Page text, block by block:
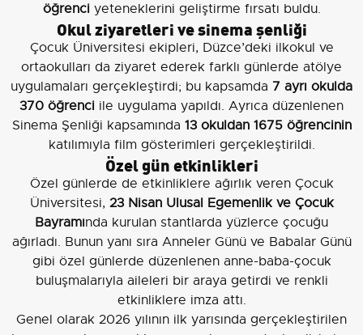
öğrenciyeteneklerini geliştirme fırsatı buldu.
Okul ziyaretleri ve sinema şenliği
Çocuk Üniversitesi ekipleri, Düzce’deki ilkokul ve
ortaokulları da ziyaret ederek farklı günlerde atölye
uygulamaları gerçekleştirdi; bu kapsamda 7 ayrı okulda
370 öğrenci ile uygulama yapıldı. Ayrıca düzenlenen
Sinema Şenliği kapsamında 13 okuldan 1675 öğrencinin
katılımıyla film gösterimleri gerçekleştirildi.
Özel gün etkinlikleri
Özel günlerde de etkinliklere ağırlık veren Çocuk
Üniversitesi, 23 Nisan Ulusal Egemenlik ve Çocuk
Bayramında kurulan stantlarda yüzlerce çocuğu
ağırladı. Bunun yanı sıra Anneler Günü ve Babalar Günü
gibi özel günlerde düzenlenen anne-baba-çocuk
buluşmalarıyla aileleri bir araya getirdi ve renkli
etkinliklere imza attı.
Genel olarak 2026 yılının ilk yarısında gerçekleştirilen